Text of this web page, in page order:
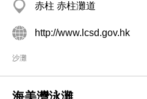
赤柱 赤柱灘道
http://www.lcsd.gov.hk
沙灘